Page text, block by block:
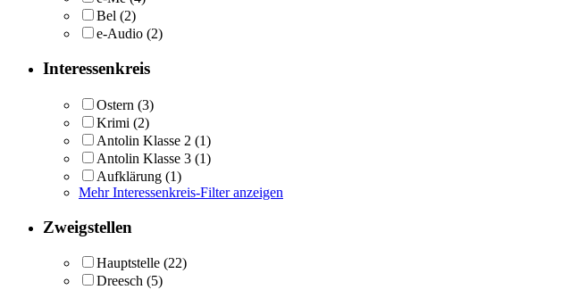
Bel (2)
e-Audio (2)
Interessenkreis
Ostern (3)
Krimi (2)
Antolin Klasse 2 (1)
Antolin Klasse 3 (1)
Aufklärung (1)
Mehr Interessenkreis-Filter anzeigen
Zweigstellen
Hauptstelle (22)
Dreesch (5)